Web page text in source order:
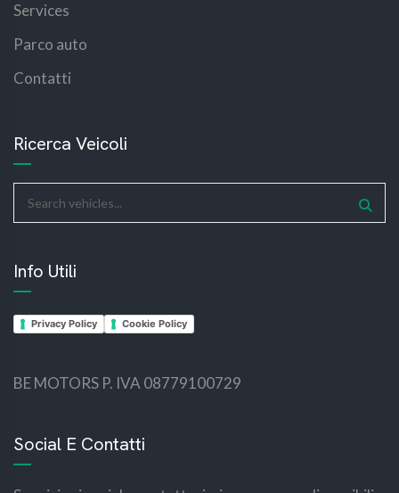
Services
Parco auto
Contatti
Ricerca Veicoli
Info Utili
Privacy Policy Cookie Policy
BE MOTORS P. IVA 08779100729
Social E Contatti